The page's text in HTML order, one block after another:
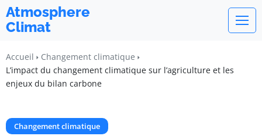
Atmosphere
Climat
Accueil
Changement climatique
L’impact du changement climatique sur l’agriculture et les
enjeux du bilan carbone
Changement climatique